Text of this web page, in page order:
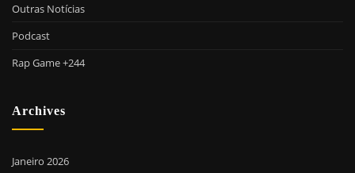
Outras Notícias
Podcast
Rap Game +244
Archives
Janeiro 2026